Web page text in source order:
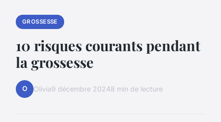
GROSSESSE
10 risques courants pendant
la grossesse
O Olivia9 décembre 20248 min de lecture